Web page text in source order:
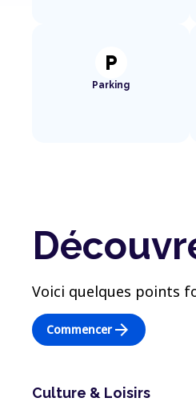
local_parking
Parking
Voici quelques points
Commencerarrow_forward
Culture & Loisirs